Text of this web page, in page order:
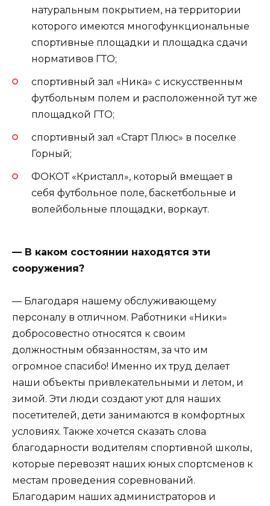
натуральным покрытием, на территории
которого имеются многофункциональные
спортивные площадки и площадка сдачи
нормативов ГТО;
спортивный зал «Ника» с искусственным
футбольным полем и расположенной тут же
площадкой ГТО;
спортивный зал «Старт Плюс» в поселке
Горный;
ФОКОТ «Кристалл», который вмещает в
себя футбольное поле, баскетбольные и
волейбольные площадки, воркаут.
— В каком состоянии находятся эти
сооружения?
— Благодаря нашему обслуживающему
персоналу в отличном. Работники «Ники»
добросовестно относятся к своим
должностным обязанностям, за что им
огромное спасибо! Именно их труд делает
наши объекты привлекательными и летом, и
зимой. Эти люди создают уют для наших
посетителей, дети занимаются в комфортных
условиях. Также хочется сказать слова
благодарности водителям спортивной школы,
которые перевозят наших юных спортсменов к
местам проведения соревнований.
Благодарим наших администраторов и